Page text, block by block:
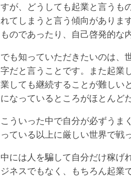
すが、どうしても起業と言うも
れてしまうと言う傾向がありま
ものであったり、自己啓発的な
でも知っていただきたいのは、
字だと言うことです。また起業
業しても継続することが難しい
になっているところがほとんど
こういった中で自分が必ずうま
っている以上に厳しい世界で戦
中には人を騙して自分だけ稼げ
ジネスでもなく、もちろん起業